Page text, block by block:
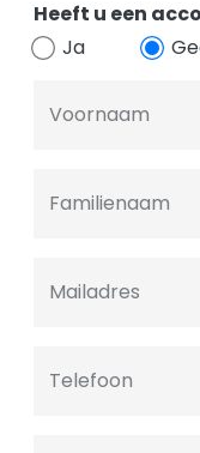
Heeft u een
Ja
Voornaam
Familienaam
Mailadres
Telefoon